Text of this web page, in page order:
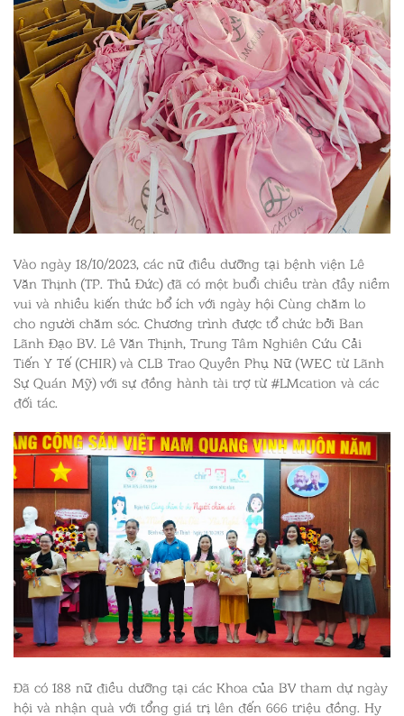
Vào ngày 18/10/2023, các nữ điều dưỡng tại bệnh viện Lê
Văn Thịnh (TP. Thủ Đức) đã có một buổi chiều tràn đầy niềm
vui và nhiều kiến thức bổ ích với ngày hội Cùng chăm lo
cho người chăm sóc. Chương trình được tổ chức bởi Ban
Lãnh Đạo BV. Lê Văn Thịnh, Trung Tâm Nghiên Cứu Cải
Tiến Y Tế (CHIR) và CLB Trao Quyền Phụ Nữ (WEC từ Lãnh
Sự Quán Mỹ) với sự đồng hành tài trợ từ #LMcation và các
đối tác.
Đã có 188 nữ điều dưỡng tại các Khoa của BV tham dự ngày
hội và nhận quà với tổng giá trị lên đến 666 triệu đồng. Hy